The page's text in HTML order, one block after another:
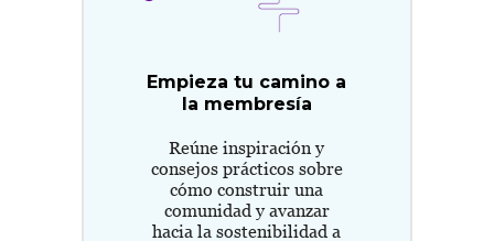
Empieza tu camino a
la membresía
Reúne inspiración y
consejos prácticos sobre
cómo construir una
comunidad y avanzar
hacia la sostenibilidad a